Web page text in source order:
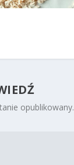
opublikowany.